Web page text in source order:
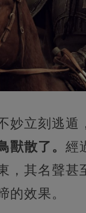
妙立刻逃遁
獸散了。 經
，其名聲甚
的效果。